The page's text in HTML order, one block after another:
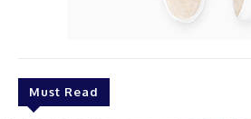
Must Read